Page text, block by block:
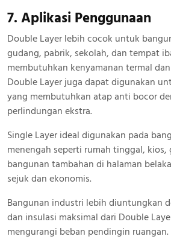
7. Aplikasi Penggunaan
Double Layer lebih cocok untuk
gudang, pabrik, sekolah, dan tempat
membutuhkan kenyamanan termal
Double Layer juga dapat digunakan
yang membutuhkan atap anti bocor
perlindungan ekstra.
Single Layer ideal digunakan pada
menengah seperti rumah tinggal, kios,
bangunan tambahan di halaman
sejuk dan ekonomis.
Bangunan industri lebih diuntungkan
dan insulasi maksimal dari Double
mengurangi beban pendingin ruangan.